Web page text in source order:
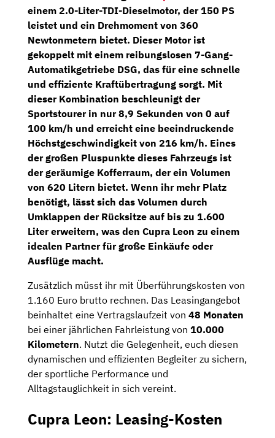
einem 2.0-Liter-TDI-Dieselmotor, der150 PS
leistet und ein Drehmoment von 360
Newtonmetern bietet. Dieser Motor ist
gekoppelt mit einem reibungslosen 7-Gang-
Automatikgetriebe DSG, das für eine schnelle
und effiziente Kraftübertragung sorgt. Mit
dieser Kombination beschleunigt der
Sportstourer in nur 8,9 Sekunden von 0 auf
100 km/h und erreicht eine beeindruckende
Höchstgeschwindigkeit von 216 km/h. Eines
der großen Pluspunkte dieses Fahrzeugs ist
der geräumige Kofferraum, der ein Volumen
von 620 Litern bietet. Wenn ihr mehr Platz
benötigt, lässt sich das Volumen durch
Umklappen der Rücksitze auf bis zu 1.600
Liter erweitern, was den Cupra Leon zu einem
idealen Partner für große Einkäufe oder
Ausflüge macht.
Zusätzlich müsst ihr mit Überführungskosten von
1.160 Euro brutto rechnen. Das Leasingangebot
beinhaltet eine Vertragslaufzeit von 48 Monaten
bei einer jährlichen Fahrleistung von 10.000
Kilometern. Nutzt die Gelegenheit, euch diesen
dynamischen und effizienten Begleiter zu sichern,
der sportliche Performance und
Alltagstauglichkeit in sich vereint.
Cupra Leon: Leasing-Kosten